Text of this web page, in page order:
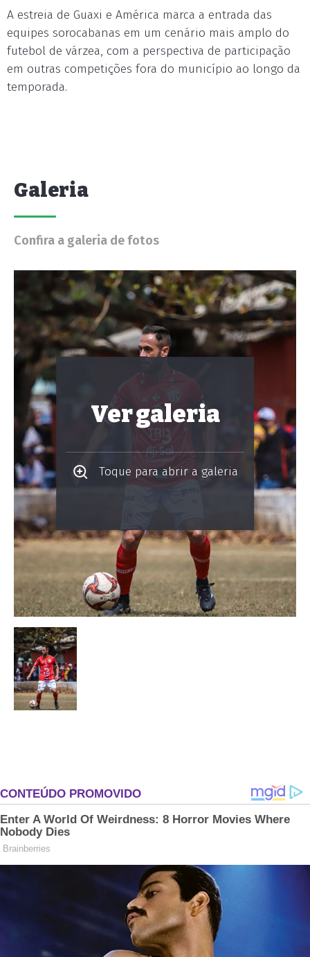
A estreia de Guaxi e América marca a entrada das
equipes sorocabanas em um cenário mais amplo do
futebol de várzea, com a perspectiva de participação
em outras competições fora do município ao longo da
temporada.
Galeria
Confira a galeria de fotos
Ver galeria
Toque para abrir a galeria